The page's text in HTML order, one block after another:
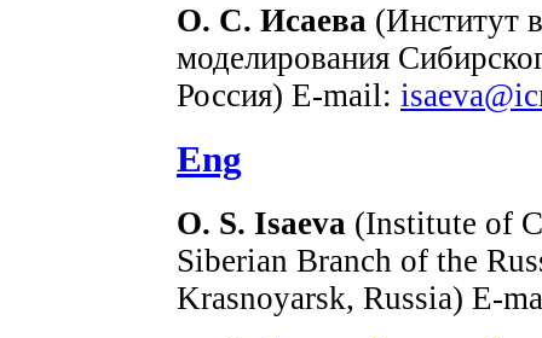
О. С. Исаева (Институт
моделирования
Россия) E-mail:
Eng
O. S. Isaeva (Institute of
Siberian Branch of the
Krasnoyarsk, Russia) E-